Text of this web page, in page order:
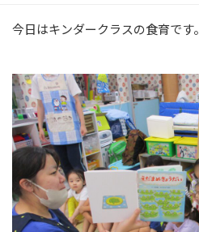
今日はキンダークラスの食育です。